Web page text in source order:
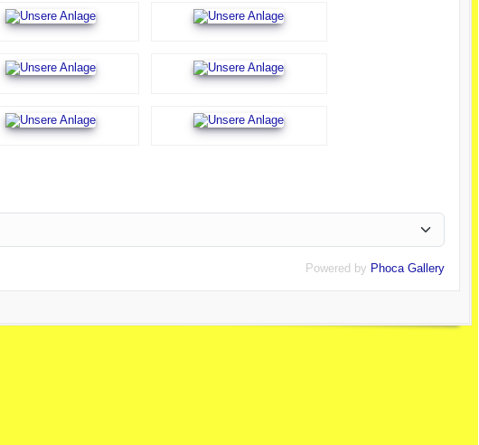
Powered by Phoca Gallery